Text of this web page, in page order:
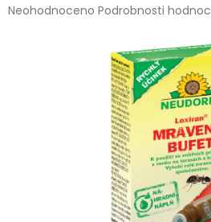
Průměrné
Neohodnoceno Podrobnosti